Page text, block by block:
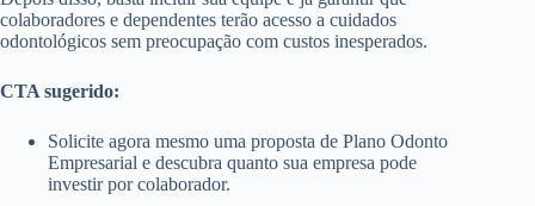
colaboradores e dependentes terão acesso a cuidados
odontológicos sem preocupação com custos inesperados.
CTA sugerido:
Solicite agora mesmo uma proposta de Plano Odonto
Empresarial e descubra quanto sua empresa pode
investir por colaborador.